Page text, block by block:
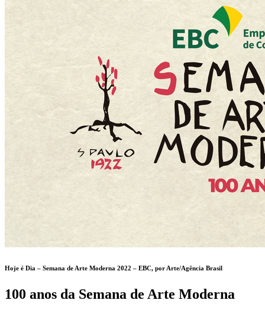
Hoje é Dia – Semana de Arte Moderna 2022 – EBC, por Arte/Agência Brasil
100 anos da Semana de Arte Moderna